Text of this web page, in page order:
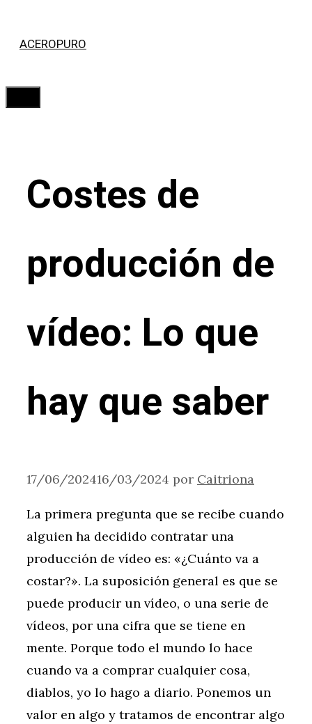
ACEROPURO
Costes de
producción de
vídeo: Lo que
hay que saber
17/06/202416/03/2024 por Caitriona
La primera pregunta que se recibe cuando
alguien ha decidido contratar una
producción de vídeo es: «¿Cuánto va a
costar?». La suposición general es que se
puede producir un vídeo, o una serie de
vídeos, por una cifra que se tiene en
mente. Porque todo el mundo lo hace
cuando va a comprar cualquier cosa,
diablos, yo lo hago a diario. Ponemos un
valor en algo y tratamos de encontrar algo